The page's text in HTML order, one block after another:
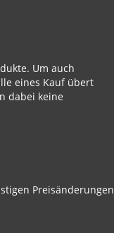
Um auch
eines Kauf übert
dabei keine
Preisänderungen